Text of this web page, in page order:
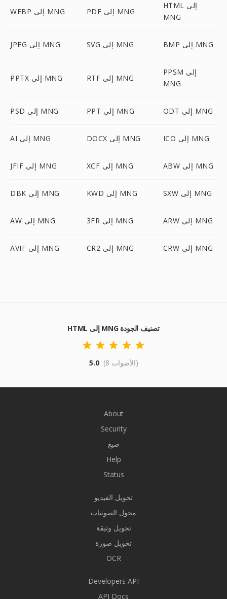
WEBP إلى MNG PDF إلى MNG
HTML إلى
MNG
JPEG إلى MNG SVG إلى MNG BMP إلى MNG
PPTX إلى MNG RTF إلى MNG
PPSM إلى
MNG
PSD إلى MNG PPT إلى MNG ODT إلى MNG
AI إلى MNG DOCX إلى MNG ICO إلى MNG
JFIF إلى MNG XCF إلى MNG ABW إلى MNG
DBK إلى MNG KWD إلى MNG SXW إلى MNG
AW إلى MNG 3FR إلى MNG ARW إلى MNG
AVIF إلى MNG CR2 إلى MNG CRW إلى MNG
HTML إلى MNG تصنيف الجودة
5.0 (8 الأصوات)
About
Security
صيغ
Help
Status
تحويل الفيديو
محول الصوتيات
تحويل وثيقة
تحويل صورة
OCR
Developers API
API Docs